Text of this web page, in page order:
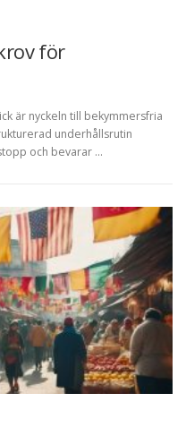
för
är nyckeln till bekymmersfria
underhållsrutin
och bevarar …